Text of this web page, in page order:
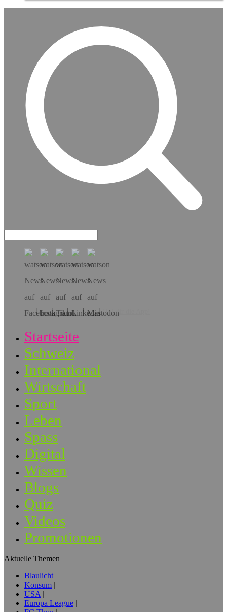
Hol dir die App!
Startseite
Schweiz
International
Wirtschaft
Sport
Leben
Spass
Digital
Wissen
Blogs
Quiz
Videos
Promotionen
Aktuelle Themen
Blaulicht
Konsum
USA
Europa League